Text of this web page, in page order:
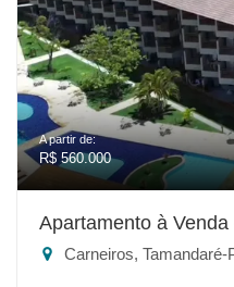
A partir de:
R$ 560.000
Apartamento à
Carneiros, Tamandaré-